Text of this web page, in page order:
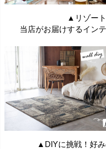
▲リゾート
当店がお届けするイン
▲DIYに挑戦！好